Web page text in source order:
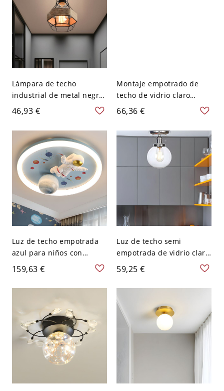
Lámpara de techo
industrial de metal negro
con jaula de globo y
detalle de cuerda, para 1
bombilla
46,93 €
Montaje empotrado de
techo de vidrio claro
ligero estilo industrial con
acabado en cobre semi
empotrado para
dormitorio
66,36 €
Luz de techo empotrada
azul para niños con
pantalla de lucite,
cableado directo eléctrico,
uso residencial, accesorio
de luz LED, 110V-120V,
globo
159,63 €
Luz de techo semi
empotrada de vidrio claro
de 1 bombilla, estilo
industrial, globo cromado,
montaje en el pasillo
59,25 €